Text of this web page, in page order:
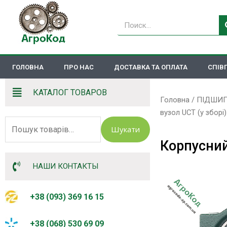
Перейти
вмісту
Пошук
ГОЛОВНА ПРО НАС ДОСТАВКА ТА ОПЛАТА
КАТАЛОГ ТОВАРОВ
Шукати
НАШИ КОНТАКТЫ
+38 (093) 369 16 15
+38 (068) 530 69 09
Головна/
вузол UCT (у зборі)